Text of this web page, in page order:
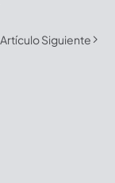
Artículo Siguiente